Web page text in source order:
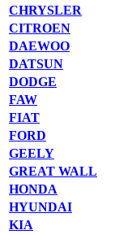
CHRYSLER
CITROEN
DAEWOO
DATSUN
DODGE
FAW
FIAT
FORD
GEELY
GREAT WALL
HONDA
HYUNDAI
KIA